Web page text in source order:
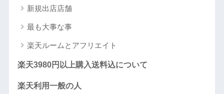
新規出店店舗
最も大事な事
楽天ルームとアフリエイト
楽天3980円以上購入送料込について
楽天利用一般の人